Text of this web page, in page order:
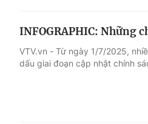
INFOGRAPHIC: Những
VTV.vn - Từ ngày 1/7/2025,
dấu giai đoạn cập nhật chính